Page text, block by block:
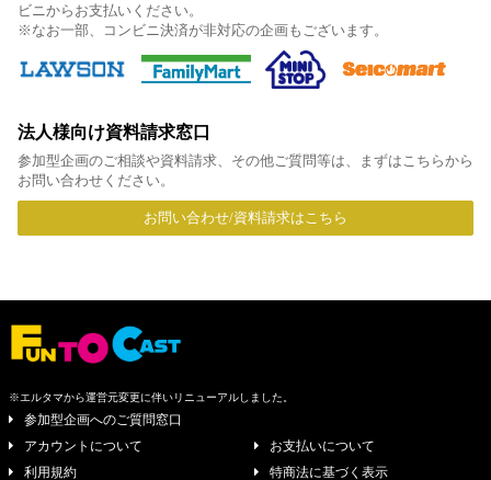
ビニからお支払いください。
※なお一部、コンビニ決済が非対応の企画もございます。
法人様向け資料請求窓口
参加型企画のご相談や資料請求、その他ご質問等は、まずはこちらから
お問い合わせください。
お問い合わせ/資料請求はこちら
※エルタマから運営元変更に伴いリニューアルしました。
参加型企画へのご質問窓口
アカウントについて
お支払いについて
利用規約
特商法に基づく表示